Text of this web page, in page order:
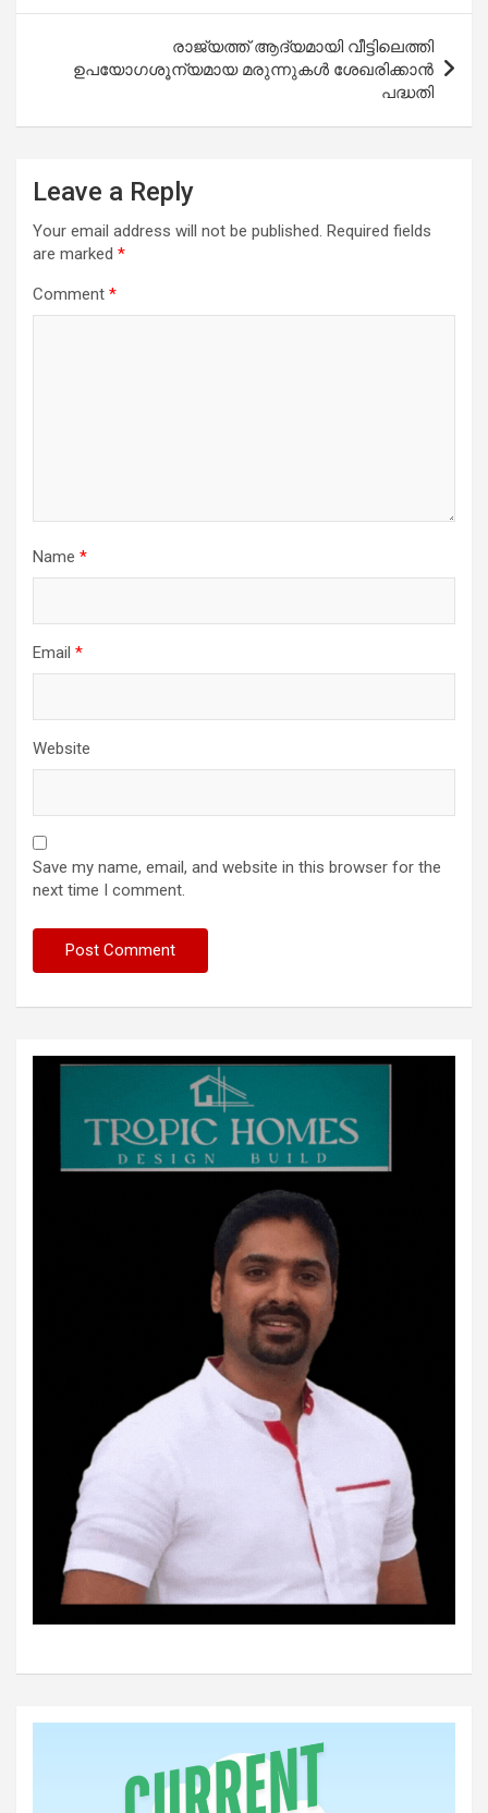
രാജ്യത്ത് ആദ്യമായി വീട്ടിലെത്തി
ഉപയോഗശൂന്യമായ മരുന്നുകള്‍ ശേഖരിക്കാന്‍
പദ്ധതി
Leave a Reply
Your email address will not be published. Required fields
are marked *
Comment *
Name *
Email *
Website
Save my name, email, and website in this browser for the
next time I comment.